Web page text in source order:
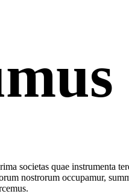
societas quae instrumenta
nostrorum occupamur,